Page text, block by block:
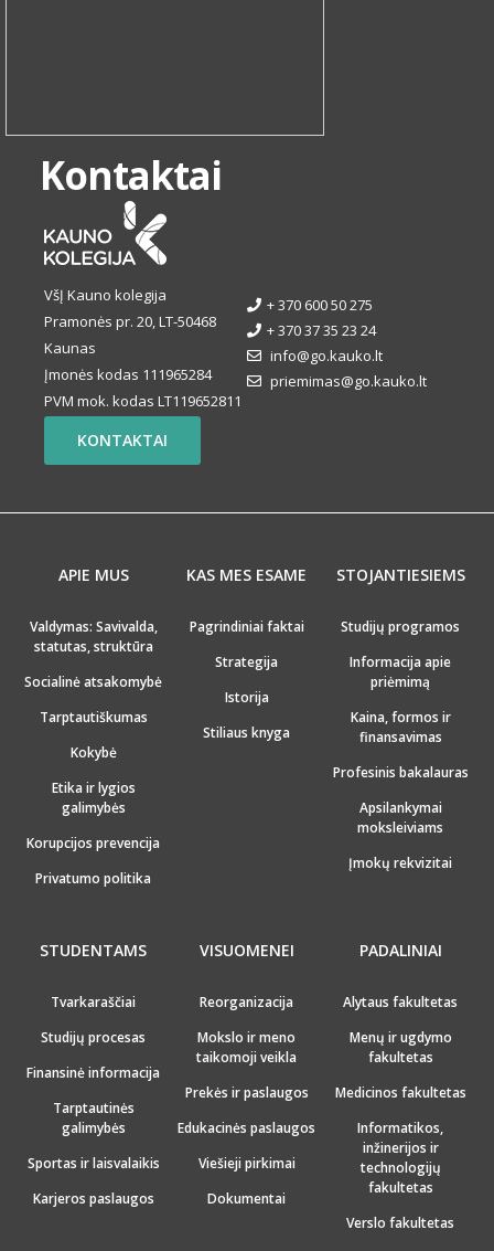
Kontaktai
VšĮ Kauno kolegija
Pramonės pr. 20, LT-50468
Kaunas
Įmonės kodas 111965284
PVM mok. kodas LT119652811
+ 370 600 50 275
+ 370 37 35 23 24
info@go.kauko.lt
priemimas@go.kauko.lt
KONTAKTAI
APIE MUS
Valdymas: Savivalda,
statutas, struktūra
Socialinė atsakomybė
Tarptautiškumas
Kokybė
Etika ir lygios
galimybės
Korupcijos prevencija
Privatumo politika
KAS MES ESAME
Pagrindiniai faktai
Strategija
Istorija
Stiliaus knyga
STOJANTIESIEMS
Studijų programos
Informacija apie
priėmimą
Kaina, formos ir
finansavimas
Profesinis bakalauras
Apsilankymai
moksleiviams
Įmokų rekvizitai
STUDENTAMS
Tvarkaraščiai
Studijų procesas
Finansinė informacija
Tarptautinės
galimybės
Sportas ir laisvalaikis
Karjeros paslaugos
VISUOMENEI
Reorganizacija
Mokslo ir meno
taikomoji veikla
Prekės ir paslaugos
Edukacinės paslaugos
Viešieji pirkimai
Dokumentai
PADALINIAI
Alytaus fakultetas
Menų ir ugdymo
fakultetas
Medicinos fakultetas
Informatikos,
inžinerijos ir
technologijų
fakultetas
Verslo fakultetas